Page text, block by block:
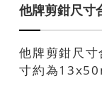
他牌剪鉗尺寸
他牌剪鉗尺
寸約為